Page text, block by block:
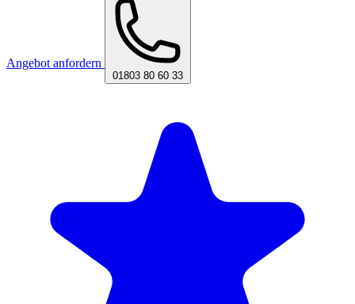
Angebot anfordern
01803 80 60 33